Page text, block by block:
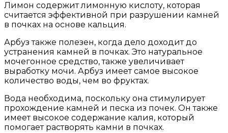
Лимон содержит лимонную кислоту, которая
считается эффективной при разрушении камней
в почках на основе кальция.
Арбуз также полезен, когда дело доходит до
устранения камней в почках. Это натуральное
мочегонное средство, также увеличивает
выработку мочи. Арбуз имеет самое высокое
количество воды, чем во фруктах.
Вода необходима, поскольку она стимулирует
прохождение камней и песка из почек. Он также
имеет высокое содержание калия, который
помогает растворять камни в почках.